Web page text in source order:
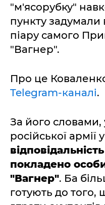
"м'ясорубку"
пункту задумали
піару самого
"Вагнер".
Про це
Telegram-каналі.
За його словами,
російської армії
покладено
"Вагнер". Ба
готують до того,